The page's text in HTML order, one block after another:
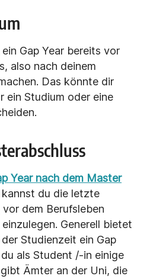
Gap Year bereits vor
also nach deinem
Das könnte dir
ein Studium oder eine
Year nach dem Master
du die letzte
dem Berufsleben
Generell bietet
Studienzeit ein Gap
als Student /-in einige
Ämter an der Uni, die